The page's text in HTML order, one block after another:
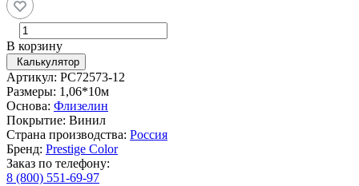
В корзину
Калькулятор
Артикул: PC72573-12
Размеры: 1,06*10м
Основа: Флизелин
Покрытие: Винил
Страна производства: Россия
Бренд: Prestige Color
Заказ по телефону:
8 (800) 551-69-97